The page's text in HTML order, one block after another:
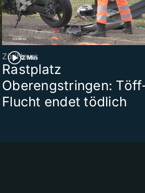
2 Min
ZüriNews
Rastplatz
Oberengstringen:
Flucht endet tödlich